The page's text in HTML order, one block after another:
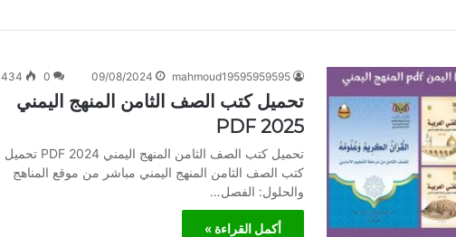
mahmoud19595959595
09/08/2024
0
434
تحميل كتب الصف الثامن المنهج اليمني
2025 PDF
تحميل كتب الصف الثامن المنهج اليمني 2024 PDF تحميل
كتب الصف الثامن المنهج اليمني مباشر من موقع المناهج
والحلول: الفصل…
أكمل القراءة »